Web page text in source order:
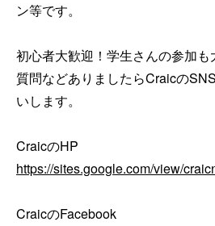
ン等です。
初心者大歓迎！学生さんの参加も
質問などありましたらCraicの
いします。
https://sites.google.com/view/